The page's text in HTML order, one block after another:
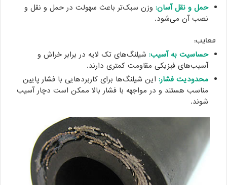
حمل و نقل آسان: وزن سبک‌تر باعث سهولت در حمل و نقل و
نصب آن می‌شود.
معایب:
حساسیت به آسیب: شیلنگ‌های تک لایه در برابر خراش و
آسیب‌های فیزیکی مقاومت کمتری دارند.
محدودیت فشار: این شیلنگ‌ها برای کاربردهایی با فشار پایین
مناسب هستند و در مواجهه با فشار بالا ممکن است دچار آسیب
شوند.